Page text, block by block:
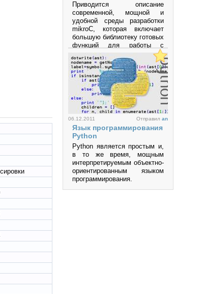
Приводится описание
современной, мощной и
удобной среды разработки
mikroC, которая включает
большую библиотеку готовых
функций для работы с
разнообразными
интерфейсами и
устройствами и позволяет
быстро создавать
эффективные программы на
языке высокого уровня Си
для микроконтроллеров
семейств PIC, AVR, MCS-51
и др.
Просмотров: 219896
06.12.2011 Отправил an
Язык программирования
Python
Python является простым и,
в то же время, мощным
интерпретируемым объектно-
ориентированным языком
программирования.
Просмотров: 457148